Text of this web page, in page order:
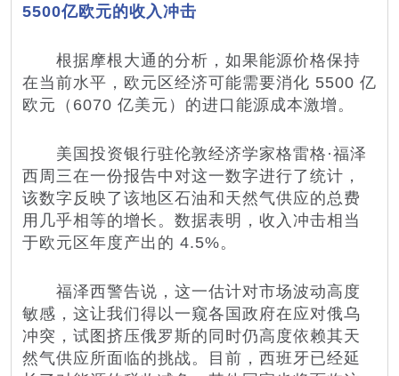
5500亿欧元的收入冲击
根据摩根大通 的分析，如果能源价格保持
在当前水平，欧元区经济可能需要消化 5500 亿
欧元（6070 亿美元）的进口能源成本激增。
美国投资银行驻伦敦经济学家格雷格·福泽
西周三在一份报告中对这一数字进行了统计，
该数字反映了该地区石油和天然气供应的总费
用几乎相等的增长。数据表明，收入冲击相当
于欧元区年度产出的 4.5%。
福泽西警告说，这一估计对市场波动高度
敏感，这让我们得以一窥各国政府在应对俄乌
冲突，试图挤压俄罗斯的同时仍高度依赖其天
然气供应所面临的挑战。目前，西班牙已经延